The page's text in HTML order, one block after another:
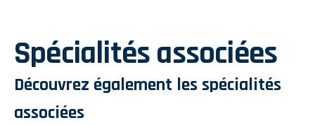
Spécialités associées
Découvrez également les spécialités
associées